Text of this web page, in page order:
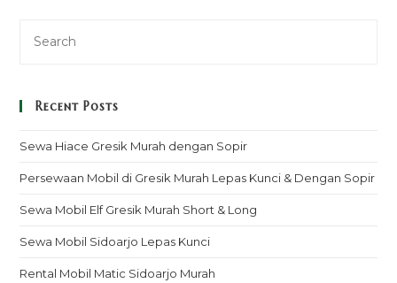
Recent Posts
Sewa Hiace Gresik Murah dengan Sopir
Persewaan Mobil di Gresik Murah Lepas Kunci & Dengan Sopir
Sewa Mobil Elf Gresik Murah Short & Long
Sewa Mobil Sidoarjo Lepas Kunci
Rental Mobil Matic Sidoarjo Murah